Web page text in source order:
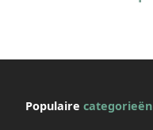
Populaire categorieën